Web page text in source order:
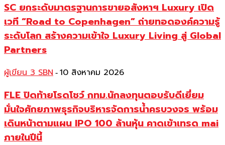
SC ยกระดับมาตรฐานการขายอสังหาฯ Luxury เปิด
เวที “Road to Copenhagen” ถ่ายทอดองค์ความรู้
ระดับโลก สร้างความเข้าใจ Luxury Living สู่ Global
Partners
ผู้เขียน 3 SBN - 10 สิงหาคม 2026
FLE ปิดท้ายโรดโชว์ กทม.นักลงทุนตอบรับดีเยี่ยม
มั่นใจศักยภาพธุรกิจบริหารจัดการน้ำครบวงจร พร้อม
เดินหน้าตามแผน IPO 100 ล้านหุ้น คาดเข้าเทรด mai
ภายในปีนี้